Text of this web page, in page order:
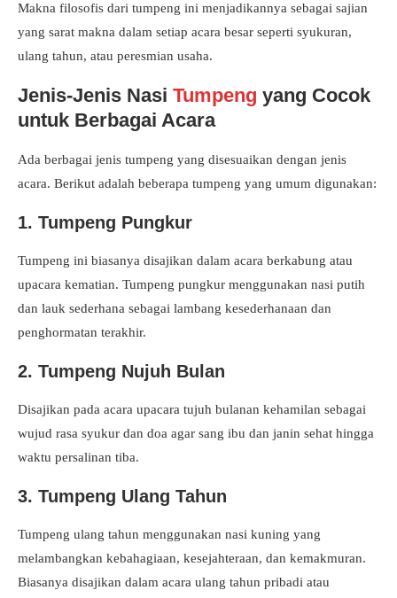
Makna filosofis dari tumpeng ini menjadikannya sebagai sajian
yang sarat makna dalam setiap acara besar seperti syukuran,
ulang tahun, atau peresmian usaha.
Jenis-Jenis Nasi Tumpeng yang Cocok
untuk Berbagai Acara
Ada berbagai jenis tumpeng yang disesuaikan dengan jenis
acara. Berikut adalah beberapa tumpeng yang umum digunakan:
1. Tumpeng Pungkur
Tumpeng ini biasanya disajikan dalam acara berkabung atau
upacara kematian. Tumpeng pungkur menggunakan nasi putih
dan lauk sederhana sebagai lambang kesederhanaan dan
penghormatan terakhir.
2. Tumpeng Nujuh Bulan
Disajikan pada acara upacara tujuh bulanan kehamilan sebagai
wujud rasa syukur dan doa agar sang ibu dan janin sehat hingga
waktu persalinan tiba.
3. Tumpeng Ulang Tahun
Tumpeng ulang tahun menggunakan nasi kuning yang
melambangkan kebahagiaan, kesejahteraan, dan kemakmuran.
Biasanya disajikan dalam acara ulang tahun pribadi atau